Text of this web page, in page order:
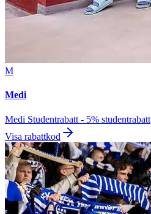
M
Medi
Medi Studentrabatt - 5% studentrabatt
Visa rabattkod